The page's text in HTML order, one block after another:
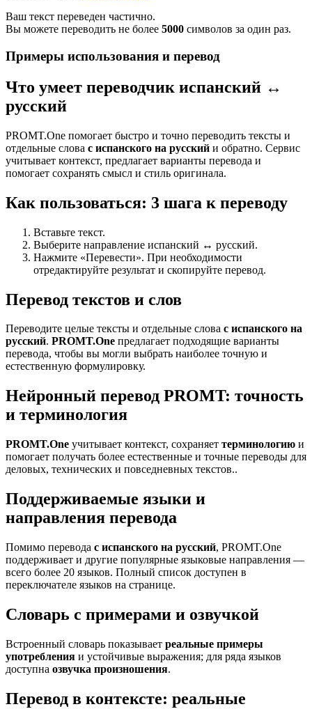
Ваш текст переведен частично.
Вы можете переводить не более 5000 символов за один раз.
Примеры использования и перевод
Что умеет переводчик испанский ↔
русский
PROMT.One помогает быстро и точно переводить тексты и
отдельные слова с испанского на русский и обратно. Сервис
учитывает контекст, предлагает варианты перевода и
помогает сохранять смысл и стиль оригинала.
Как пользоваться: 3 шага к переводу
Вставьте текст.
Выберите направление испанский ↔ русский.
Нажмите «Перевести». При необходимости
отредактируйте результат и скопируйте перевод.
Перевод текстов и слов
Переводите целые тексты и отдельные слова с испанского на
русский. PROMT.One предлагает подходящие варианты
перевода, чтобы вы могли выбрать наиболее точную и
естественную формулировку.
Нейронный перевод PROMT: точность
и терминология
PROMT.One учитывает контекст, сохраняет терминологию и
помогает получать более естественные и точные переводы для
деловых, технических и повседневных текстов..
Поддерживаемые языки и
направления перевода
Помимо перевода с испанского на русский, PROMT.One
поддерживает и другие популярные языковые направления —
всего более 20 языков. Полный список доступен в
переключателе языков на странице.
Словарь с примерами и озвучкой
Встроенный словарь показывает реальные примеры
употребления и устойчивые выражения; для ряда языков
доступна озвучка произношения.
Перевод в контексте: реальные